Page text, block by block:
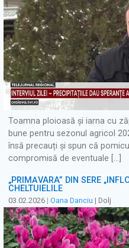
Toamna ploioasă și iarna cu
bune pentru sezonul agricol
însă precauți și spun că
compromisă de eventuale […]
„PRIMĂVARA” DIN SERE
CHELTUIELILE
03.02.2026 | Oana Danciu | Dolj